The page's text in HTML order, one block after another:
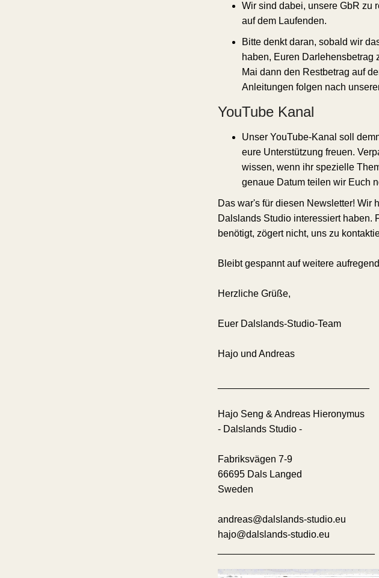
Wir sind dabei, unsere GbR zu
auf dem Laufenden.
Bitte denkt daran, sobald wir
haben, Euren Darlehensbetrag
Mai dann den Restbetrag auf
Anleitungen folgen nach
YouTube Kanal
Unser YouTube-Kanal soll
eure Unterstützung freuen.
wissen, wenn ihr spezielle
genaue Datum teilen wir Euch
Das war's für diesen Newsletter! Wir
Dalslands Studio interessiert haben.
benötigt, zögert nicht, uns zu
Bleibt gespannt auf weitere
Herzliche Grüße,
Euer Dalslands-Studio-Team
Hajo und Andreas
Hajo Seng & Andreas Hieronymus
- Dalslands Studio -
Fabriksvägen 7-9
66695 Dals Langed
Sweden
andreas@dalslands-studio.eu
hajo@dalslands-studio.eu